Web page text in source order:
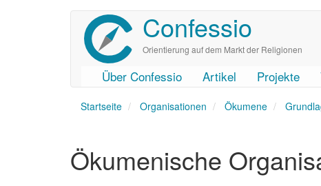
Confessio
Orientierung auf dem Markt der Religionen
User
account
Main
navigation
Über Confessio Artikel Projekte
Startseite Organisationen Ökumene
Ökumenische